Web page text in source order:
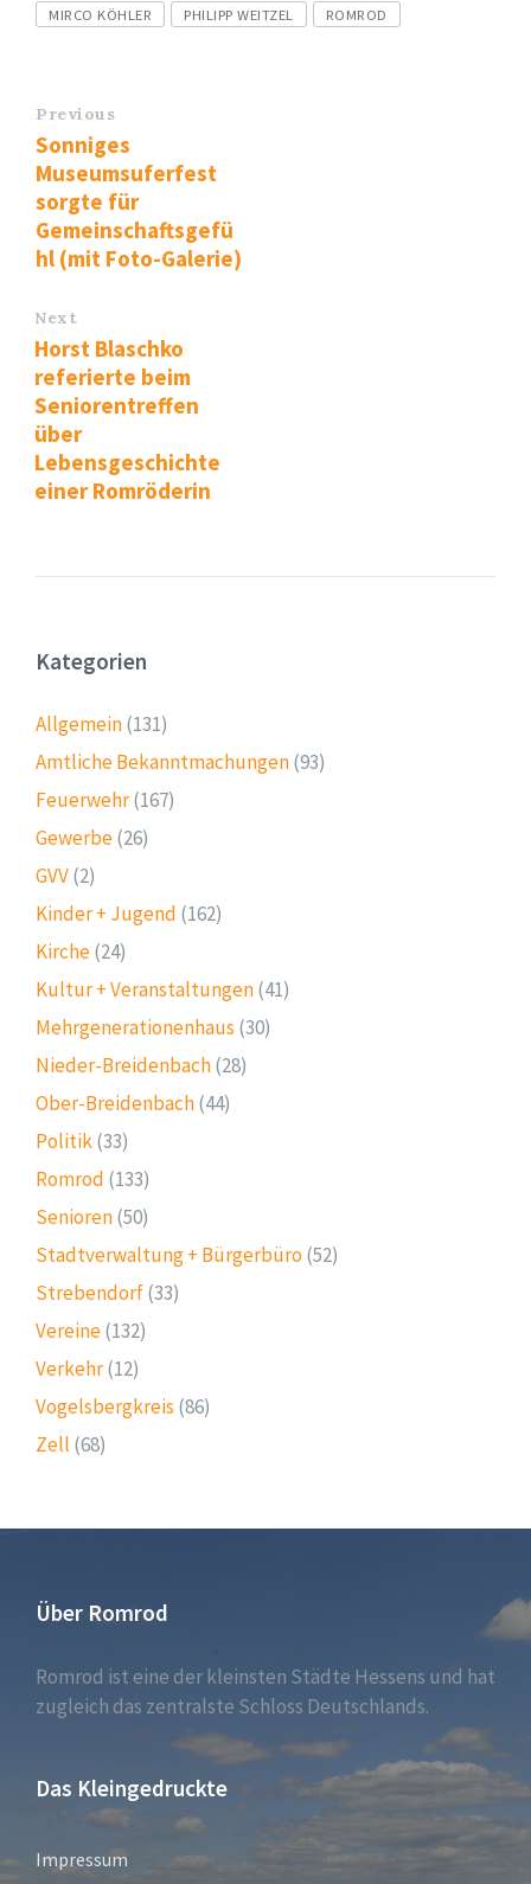
MIRCO KÖHLER
PHILIPP WEITZEL ROMROD
Previous
Sonniges
Museumsuferfest
sorgte für
Gemeinschaftsgefü
hl (mit Foto-Galerie)
Next
Horst Blaschko
referierte beim
Seniorentreffen
über
Lebensgeschichte
einer Romröderin
Kategorien
Allgemein(131)
Amtliche Bekanntmachungen(93)
Feuerwehr(167)
Gewerbe(26)
GVV(2)
Kinder + Jugend (162)
Kirche(24)
Kultur + Veranstaltungen(41)
Mehrgenerationenhaus (30)
Nieder-Breidenbach(28)
Ober-Breidenbach(44)
Politik(33)
Romrod (133)
Senioren(50)
Stadtverwaltung + Bürgerbüro (52)
Strebendorf(33)
Vereine(132)
Verkehr(12)
Vogelsbergkreis (86)
Zell (68)
Über Romrod
Romrod ist eine der kleinsten Städte Hessens und hat
zugleich das zentralste Schloss Deutschlands.
Das Kleingedruckte
Impressum